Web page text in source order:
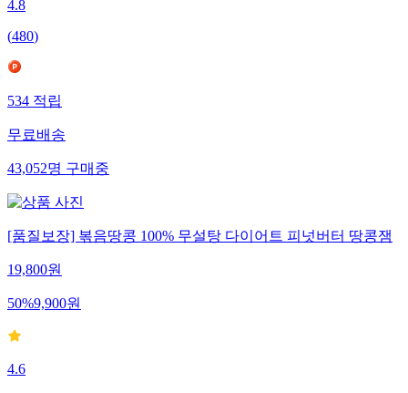
4.8
(480)
534적립
무료배송
43,052명구매중
[품질보장] 볶음땅콩 100% 무설탕 다이어트 피넛버터 땅콩잼
19,800원
50%9,900원
4.6